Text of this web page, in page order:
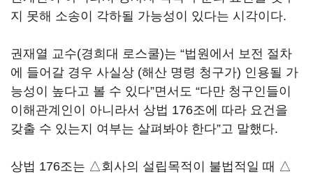
지 못해 소송이 각하될 가능성이 있다는 시각이다.
권재열 교수(경희대 로스쿨)는 “법원에서 보전 절차
에 들어갈 경우 사실상 (해산 명령 청구가) 인용될 가
능성이 높다고 볼 수 있다”면서도 “다만 청구인들이
이해관계인이 아니라서 상법 176조에 따라 요건을
갖출 수 있는지 여부는 살펴봐야 한다”고 말했다.
상법 176조는 △회사의 설립목적이 불법적일 때 △